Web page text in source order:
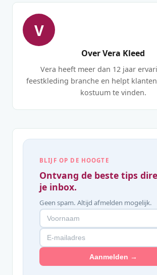
V
Over Vera Kleed
Vera heeft meer dan 12 jaar
feestkleding branche en helpt
kostuum te vinden.
BLIJF OP DE HOOGTE
Ontvang de beste tips
je inbox.
Geen spam. Altijd afmelden mogelijk.
Aanmelden →